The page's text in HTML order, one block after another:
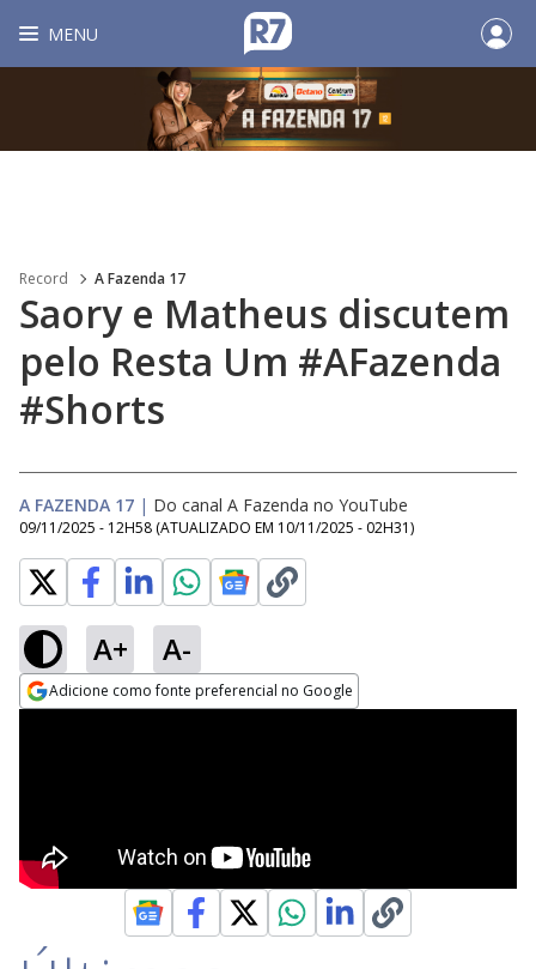
MENU
Record A Fazenda 17
Saory e Matheus discutem
pelo Resta Um #AFazenda
#Shorts
A FAZENDA 17 | Do canal A Fazenda no YouTube
09/11/2025 - 12H58 (ATUALIZADO EM 10/11/2025 - 02H31)
A+ A-
Adicione como fonte preferencial no Google